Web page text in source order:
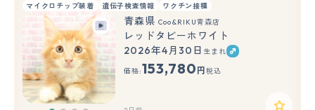
マイクロチップ装着 遺伝子検査情報 ワクチン接種
青森県 Coo&RIKU青森店
レッドタビーホワイト
2026年4月30日 生まれ
価格:153,780 円 税込